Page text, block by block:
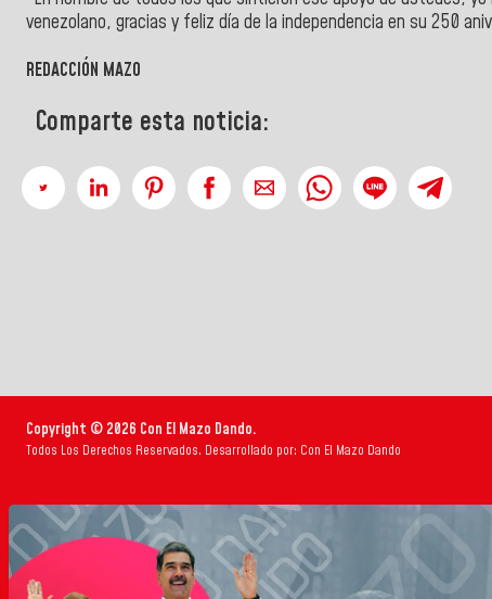
venezolano, gracias y feliz día de la independencia en su 250
REDACCIÓN MAZO
Comparte esta noticia:
Copyright © 2026 Con El Mazo Dando.
Todos Los Derechos Reservados. Desarrollado por: Con El Mazo Dando